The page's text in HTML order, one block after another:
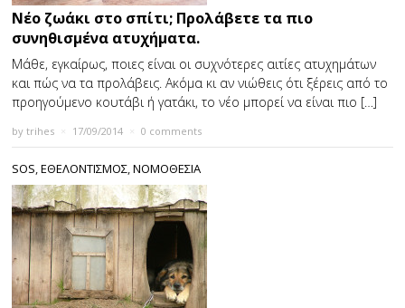
Νέο ζωάκι στο σπίτι; Προλάβετε τα πιο
συνηθισμένα ατυχήματα.
Μάθε, εγκαίρως, ποιες είναι οι συχνότερες αιτίες ατυχημάτων
και πώς να τα προλάβεις. Ακόμα κι αν νιώθεις ότι ξέρεις από το
προηγούμενο κουτάβι ή γατάκι, το νέο μπορεί να είναι πιο […]
bytrihes 17/09/2014 0 comments
SOS,ΕΘΕΛΟΝΤΙΣΜΟΣ,ΝΟΜΟΘΕΣΙΑ